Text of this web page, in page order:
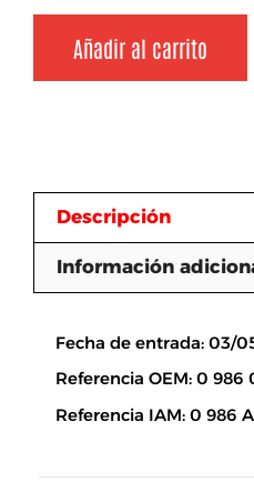
Añadir al carrito
Descripción
Información
Fecha de entrada: 03/
Referencia OEM: 0 986
Referencia IAM: 0 986